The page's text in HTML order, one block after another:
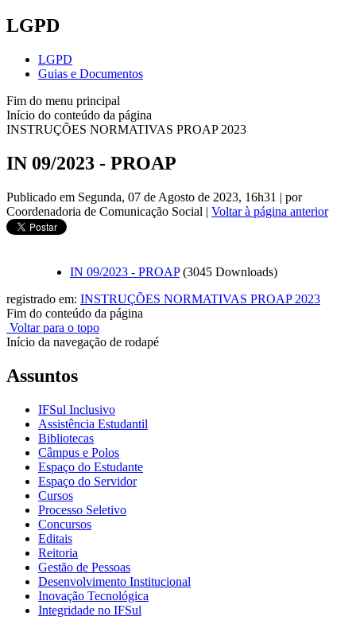
LGPD
LGPD
Guias e Documentos
Fim do menu principal
Início do conteúdo da página
INSTRUÇÕES NORMATIVAS PROAP 2023
IN 09/2023 - PROAP
Publicado em Segunda, 07 de Agosto de 2023, 16h31 | por
Coordenadoria de Comunicação Social | Voltar à página anterior
IN 09/2023 - PROAP (3045 Downloads)
registrado em: INSTRUÇÕES NORMATIVAS PROAP 2023
Fim do conteúdo da página
Voltar para o topo
Início da navegação de rodapé
Assuntos
IFSul Inclusivo
Assistência Estudantil
Bibliotecas
Câmpus e Polos
Espaço do Estudante
Espaço do Servidor
Cursos
Processo Seletivo
Concursos
Editais
Reitoria
Gestão de Pessoas
Desenvolvimento Institucional
Inovação Tecnológica
Integridade no IFSul